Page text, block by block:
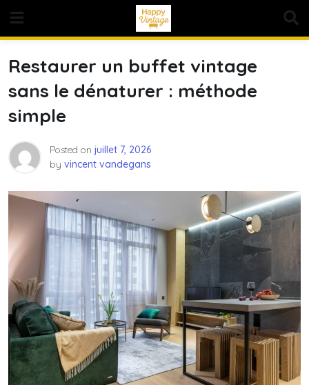
content
Restaurer un buffet vintage
sans le dénaturer : méthode
simple
Posted on juillet 7, 2026
by vincent vandegans